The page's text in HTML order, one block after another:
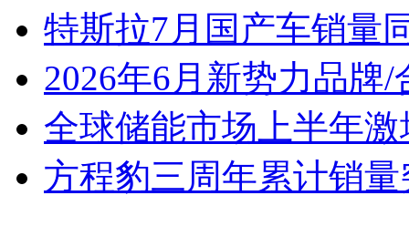
特斯拉7月国产车销量
2026年6月新势力品牌
全球储能市场上半年激
方程豹三周年累计销